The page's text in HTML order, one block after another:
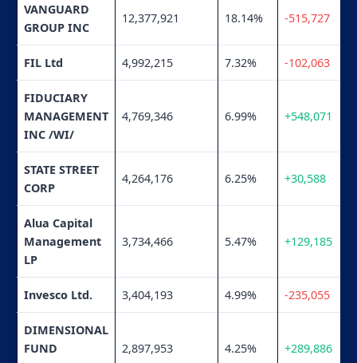
VANGUARD
GROUP INC
12,377,921 18.14% -515,727
FIL Ltd 4,992,215 7.32% -102,063
FIDUCIARY
MANAGEMENT
INC /WI/
4,769,346 6.99% +548,071
STATE STREET
CORP
4,264,176 6.25% +30,588
Alua Capital
Management
LP
3,734,466 5.47% +129,185
Invesco Ltd. 3,404,193 4.99% -235,055
DIMENSIONAL
FUND
2,897,953 4.25% +289,886